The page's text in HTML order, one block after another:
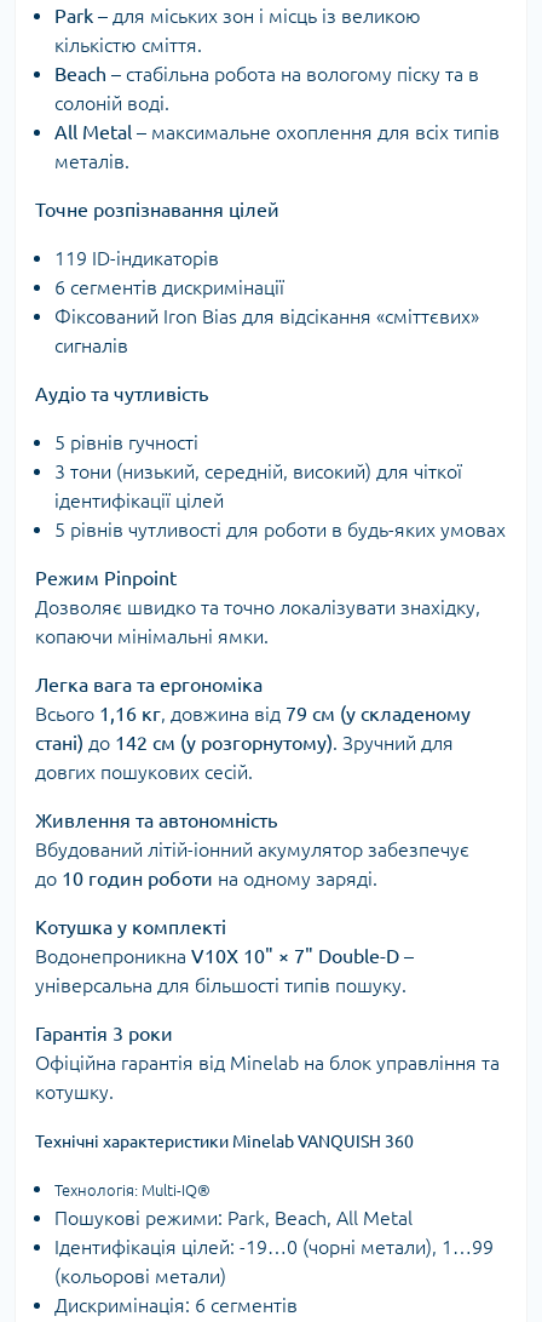
Park – для міських зон і місць із великою
кількістю сміття.
Beach – стабільна робота на вологому піску та в
солоній воді.
All Metal – максимальне охоплення для всіх типів
металів.
Точне розпізнавання цілей
119 ID-індикаторів
6 сегментів дискримінації
Фіксований Iron Bias для відсікання «сміттєвих»
сигналів
Аудіо та чутливість
5 рівнів гучності
3 тони (низький, середній, високий) для чіткої
ідентифікації цілей
5 рівнів чутливості для роботи в будь-яких умовах
Режим Pinpoint
Дозволяє швидко та точно локалізувати знахідку,
копаючи мінімальні ямки.
Легка вага та ергономіка
Всього 1,16 кг, довжина від 79 см (у складеному
стані) до 142 см (у розгорнутому). Зручний для
довгих пошукових сесій.
Живлення та автономність
Вбудований літій-іонний акумулятор забезпечує
до 10 годин роботи на одному заряді.
Котушка у комплекті
Водонепроникна V10X 10" × 7" Double-D –
універсальна для більшості типів пошуку.
Гарантія 3 роки
Офіційна гарантія від Minelab на блок управління та
котушку.
Технічні характеристики Minelab VANQUISH 360
Технологія: Multi-IQ®
Пошукові режими: Park, Beach, All Metal
Ідентифікація цілей: -19…0 (чорні метали), 1…99
(кольорові метали)
Дискримінація: 6 сегментів